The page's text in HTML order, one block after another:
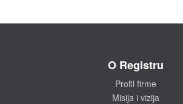
O Registru
Profil firme
Misija i vizija